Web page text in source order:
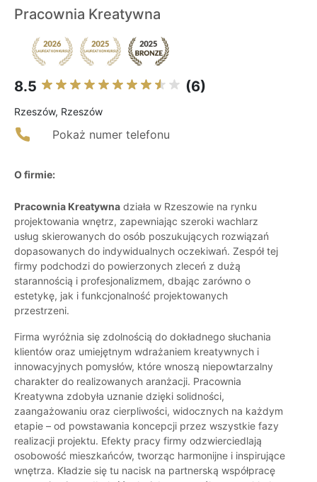
Pracownia Kreatywna
8.5 (6)
Rzeszów, Rzeszów
Pokaż numer telefonu
O firmie:
Pracownia Kreatywna działa w Rzeszowie na rynku
projektowania wnętrz, zapewniając szeroki wachlarz
usług skierowanych do osób poszukujących rozwiązań
dopasowanych do indywidualnych oczekiwań. Zespół tej
firmy podchodzi do powierzonych zleceń z dużą
starannością i profesjonalizmem, dbając zarówno o
estetykę, jak i funkcjonalność projektowanych
przestrzeni.
Firma wyróżnia się zdolnością do dokładnego słuchania
klientów oraz umiejętnym wdrażaniem kreatywnych i
innowacyjnych pomysłów, które wnoszą niepowtarzalny
charakter do realizowanych aranżacji. Pracownia
Kreatywna zdobyła uznanie dzięki solidności,
zaangażowaniu oraz cierpliwości, widocznych na każdym
etapie – od powstawania koncepcji przez wszystkie fazy
realizacji projektu. Efekty pracy firmy odzwierciedlają
osobowość mieszkańców, tworząc harmonijne i inspirujące
wnętrza. Kładzie się tu nacisk na partnerską współpracę